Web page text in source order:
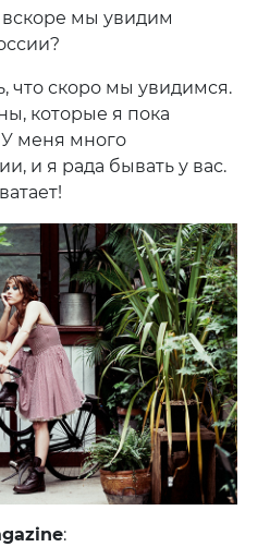
мы увидим
что скоро мы увидимся.
которые я пока
У меня много
и я рада бывать у вас.
: